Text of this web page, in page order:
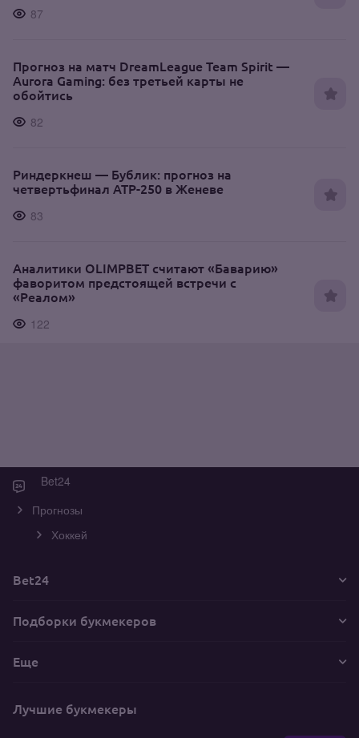
87
Прогноз на матч DreamLeague Team Spirit —
Aurora Gaming: без третьей карты не
обойтись
82
Риндеркнеш — Бублик: прогноз на
четвертьфинал ATP-250 в Женеве
83
Аналитики OLIMPBET считают «Баварию»
фаворитом предстоящей встречи с
«Реалом»
122
Bet24
Прогнозы
Хоккей
Bet24
Подборки букмекеров
Еще
Лучшие букмекеры